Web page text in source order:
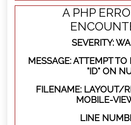
A PHP
SEVERITY:
MESSAGE: ATTEMPT
"ID" ON
FILENAME: LAYOUT/
MOBILE-
LINE